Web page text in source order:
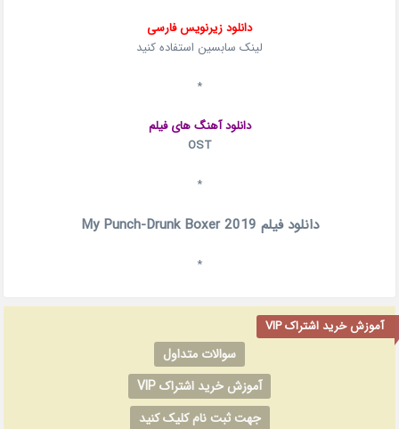
دانلود زیرنویس فارسی
لینک سابسین استفاده کنید
*
دانلود آهنگ های فیلم
OST
*
دانلود فیلم My Punch-Drunk Boxer 2019
*
آموزش خرید اشتراک VIP
سوالات متداول
آموزش خرید اشتراک VIP
جهت ثبت نام کلیک کنید